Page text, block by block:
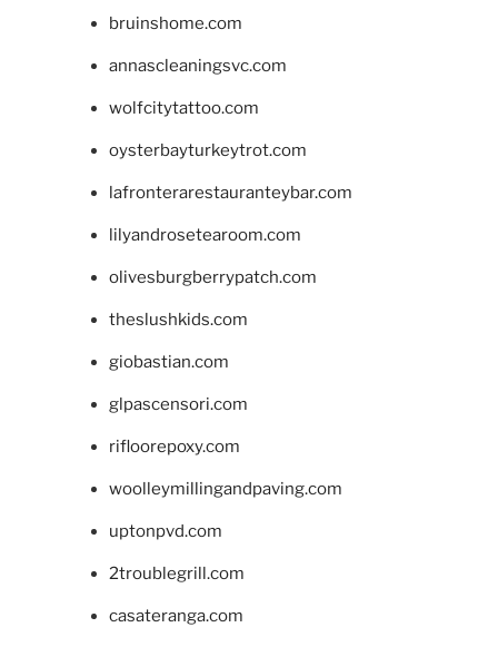
bruinshome.com
annascleaningsvc.com
wolfcitytattoo.com
oysterbayturkeytrot.com
lafronterarestauranteybar.com
lilyandrosetearoom.com
olivesburgberrypatch.com
theslushkids.com
giobastian.com
glpascensori.com
rifloorepoxy.com
woolleymillingandpaving.com
uptonpvd.com
2troublegrill.com
casateranga.com